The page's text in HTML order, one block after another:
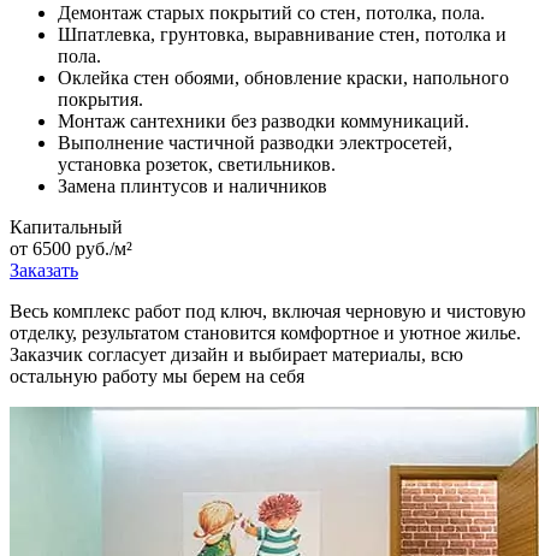
Демонтаж старых покрытий со стен, потолка, пола.
Шпатлевка, грунтовка, выравнивание стен, потолка и
пола.
Оклейка стен обоями, обновление краски, напольного
покрытия.
Монтаж сантехники без разводки коммуникаций.
Выполнение частичной разводки электросетей,
установка розеток, светильников.
Замена плинтусов и наличников
Капитальный
от 6500 руб./м²
Заказать
Весь комплекс работ под ключ, включая черновую и чистовую
отделку, результатом становится комфортное и уютное жилье.
Заказчик согласует дизайн и выбирает материалы, всю
остальную работу мы берем на себя